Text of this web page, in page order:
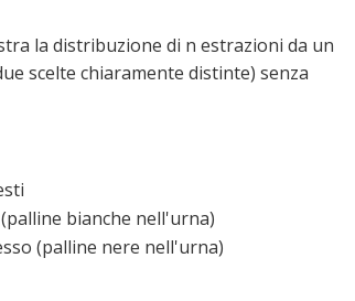
la distribuzione di n estrazioni da un
scelte chiaramente distinte) senza
bianche nell'urna)
(palline nere nell'urna)